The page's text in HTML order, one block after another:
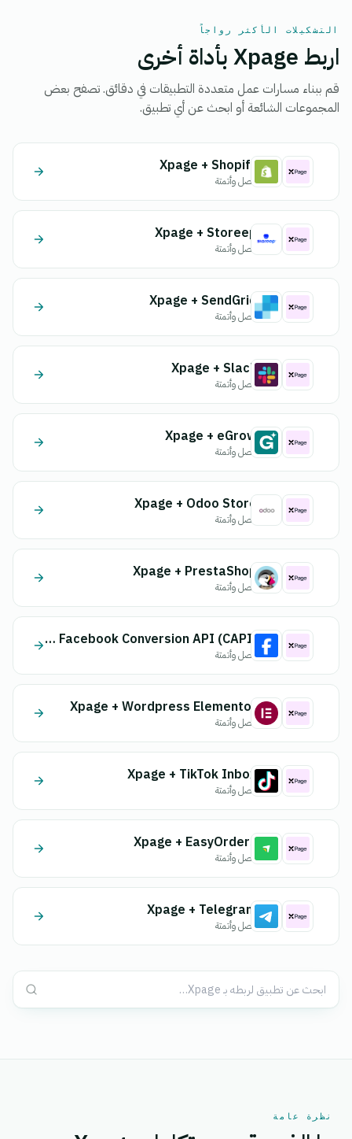
التشكيلات الأكثر رواجاً
اربط Xpage بأداة أخرى
قم ببناء مسارات عمل متعددة التطبيقات في دقائق. تصفح بعض
المجموعات الشائعة أو ابحث عن أي تطبيق.
Xpage + Shopify
اتصل وأتمتة
Xpage + Storeep
اتصل وأتمتة
Xpage + SendGrid
اتصل وأتمتة
Xpage + Slack
اتصل وأتمتة
Xpage + eGrow
اتصل وأتمتة
Xpage + Odoo Store
اتصل وأتمتة
Xpage + PrestaShop
اتصل وأتمتة
Xpage + Facebook Conversion API (CAPI)
اتصل وأتمتة
Xpage + Wordpress Elementor
اتصل وأتمتة
Xpage + TikTok Inbox
اتصل وأتمتة
Xpage + EasyOrders
اتصل وأتمتة
Xpage + Telegram
اتصل وأتمتة
نظرة عامة